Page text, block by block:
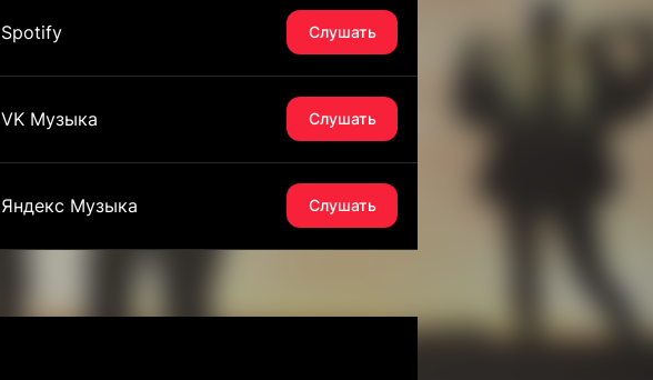
Spotify Слушать
VK Музыка Слушать
Яндекс Музыка Слушать